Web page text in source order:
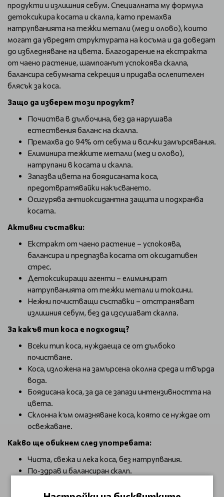
продукти и излишния себум. Специалната му формула
детоксикира косата и скалпа, като премахва
натрупванията на тежки метали (мед и олово), които
могат да увредят структурата на косъма и да доведат
до избледняване на цвета. Благодарение на екстракта
от чаено растение, шампоанът успокоява скалпа,
балансира себумната секреция и придава ослепителен
блясък за коса.
Защо да изберем този продукт?
Почиства в дълбочина, без да нарушава
естествения баланс на скалпа.
Премахва до 94% от себума и всички замърсявания.
Елиминира тежките метали (мед и олово),
натрупани в косата и скалпа.
Запазва цвета на боядисаната коса,
предотвратявайки накъсването.
Осигурява антиоксидантна защита и подхранва
косата.
Активни съставки:
Екстракт от чаено растение – успокоява,
балансира и предпазва косата от оксидативен
стрес.
Детоксикиращи агенти – елиминират
натрупванията от тежки метали и токсини.
Нежни почистващи съставки – отстраняват
излишния себум, без да изсушават скалпа.
За какъв тип коса е подходящ?
Всеки тип коса, нуждаеща се от дълбоко
почистване.
Коса, изложена на замърсена околна среда и твърда
вода.
Боядисана коса, за да се запази интензивността на
цвета.
Склонна към омазняване коса, която се нуждае от
освежаване.
Какво ще обикнем след употребата:
Чиста, свежа и лека коса, без натрупвания.
По-здрав и балансиран скалп.
Дълготрайна свежест без утежняване.